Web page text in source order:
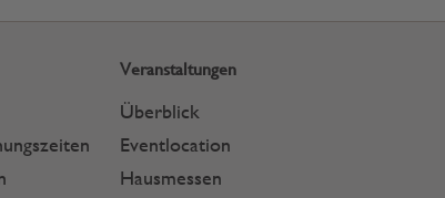
Veranstaltungen
Überblick
Eventlocation
Hausmessen